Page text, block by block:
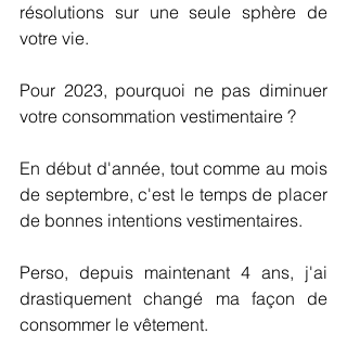
résolutions sur une seule sphère de
votre vie.
Pour 2023, pourquoi ne pas diminuer
votre consommation vestimentaire ?
En début d'année, tout comme au mois
de septembre, c'est le temps de placer
de bonnes intentions vestimentaires.
Perso, depuis maintenant 4 ans, j'ai
drastiquement changé ma façon de
consommer le vêtement.